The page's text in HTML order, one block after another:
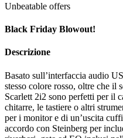
Unbeatable offers
Black Friday Blowout!
Descrizione
Basato sull’interfaccia audio
stesso colore rosso, oltre che il
Scarlett 2i2 sono perfetti per il
chitarre, le tastiere o altri
per i monitor e di un’uscita
accordo con Steinberg per